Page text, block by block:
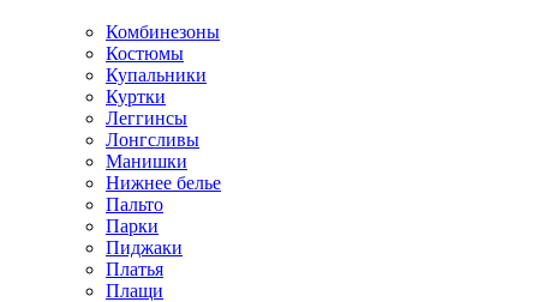
Комбинезоны
Костюмы
Купальники
Куртки
Леггинсы
Лонгсливы
Манишки
Нижнее белье
Пальто
Парки
Пиджаки
Платья
Плащи